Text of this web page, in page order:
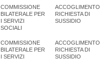
COMMISSIONE
BILATERALE PER
I SERVIZI
SOCIALI
ACCOGLIMENTO
RICHIESTA DI
SUSSIDIO
COMMISSIONE
BILATERALE PER
I SERVIZI
ACCOGLIMENTO
RICHIESTA DI
SUSSIDIO